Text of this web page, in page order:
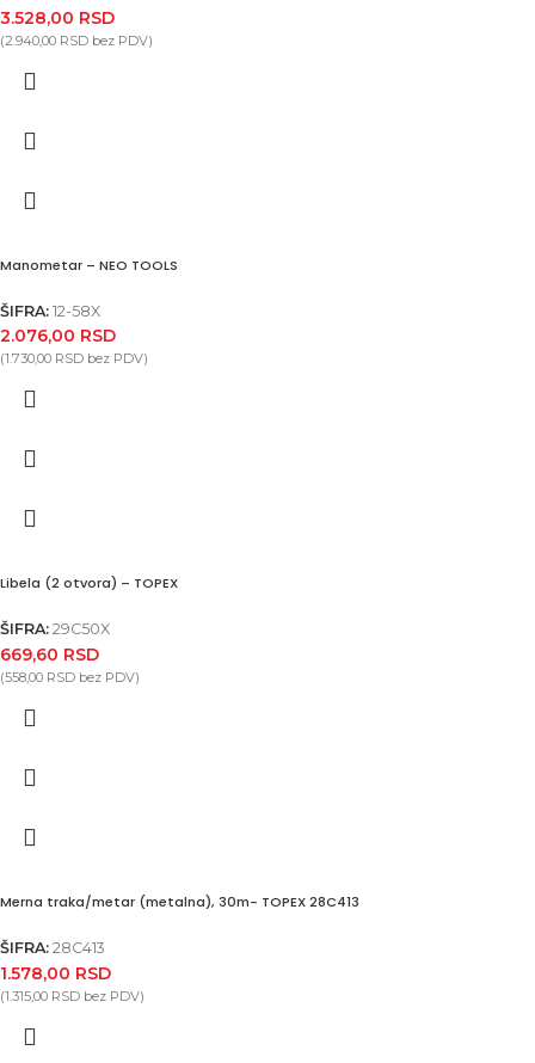
3.528,00 RSD
(2.940,00 RSD bez PDV)
Manometar – NEO TOOLS
ŠIFRA: 12-58X
2.076,00 RSD
(1.730,00 RSD bez PDV)
Libela (2 otvora) – TOPEX
ŠIFRA: 29C50X
669,60 RSD
(558,00 RSD bez PDV)
Merna traka/metar (metalna), 30m- TOPEX 28C413
ŠIFRA: 28C413
1.578,00 RSD
(1.315,00 RSD bez PDV)